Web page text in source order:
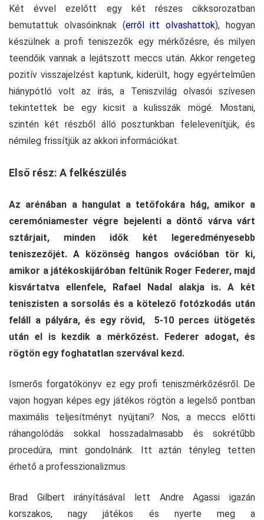
Két évvel ezelőtt egy két részes cikksorozatban
bemutattuk olvasóinknak (erről itt olvashattok), hogyan
készülnek a profi teniszezők egy mérkőzésre, és milyen
teendőik vannak a lejátszott meccs után. Akkor rengeteg
pozitív visszajelzést kaptunk, kiderült, hogy egyértelműen
hiánypótló volt az írás, a Teniszvilág olvasói szívesen
tekintettek be egy kicsit a kulisszák mögé. Mostani,
szintén két részből álló posztunkban felelevenítjük, és
némileg frissítjük az akkori információkat.
Első rész: A felkészülés
Az arénában a hangulat a tetőfokára hág, amikor a
ceremóniamester végre bejelenti a döntő várva várt
sztárjait, minden idők két legeredményesebb
teniszezőjét. A közönség hangos ovációban tör ki,
amikor a játékoskijáróban feltűnik Roger Federer, majd
kisvártatva ellenfele, Rafael Nadal alakja is. A két
teniszisten a sorsolás és a kötelező fotózkodás után
feláll a pályára, és egy rövid, 5-10 perces ütögetés
után el is kezdik a mérkőzést. Federer adogat, és
rögtön egy foghatatlan szervával kezd.
Ismerős forgatókönyv ez egy profi teniszmérkőzésről. De
vajon hogyan képes egy játékos rögtön a legelső pontban
maximális teljesítményt nyújtani? Nos, a meccs előtti
ráhangolódás sokkal hosszadalmasabb és sokrétűbb
procedúra, mint gondolnánk. Itt aztán tényleg tetten
érhető a professzionalizmus.
Brad Gilbert irányításával lett Andre Agassi igazán
korszakos, nagy játékos és nyerte meg a